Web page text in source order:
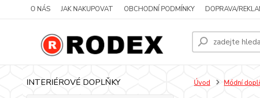
O NÁS JAK NAKUPOVAT OBCHODNÍ PODMÍNKY DOPRAVA/
INTERIÉROVÉ DOPLŇKY Úvod Módní